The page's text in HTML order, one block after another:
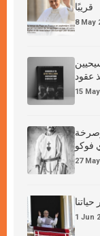
قريبًا
8 May
عقود
15
وصرخة
فوكو
27
1 Jun